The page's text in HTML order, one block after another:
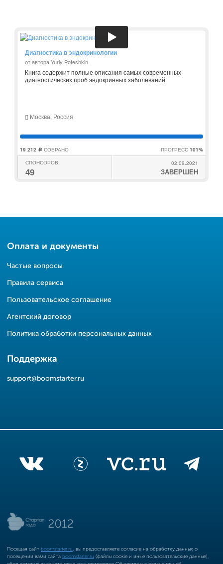
Диагностика в эндокринологии
от автора Yuriy Poteshkin
Книга содержит полные описания самых современных
диагностических проб эндокринных заболеваний
Москва, Россия
19 212 c СОБРАНО ПРОГРЕСС 101%
СПОНСОРОВ
49
02.09.2021
ЗАВЕРШЕН
Оплата и документы
Частые вопросы
Правила сервиса
Пользовательское соглашение
Агентский договор
Политика обработки персональных данных
Поддержка
support@boomstarter.ru
Посещая сайт boomstarter.ru , вы предоставляете согласие на обработку данных о
посещении вами сайта boomstarter.ru (файлы cookie и иные пользовательские данные),